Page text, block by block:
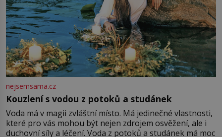
nejsemsama.cz
Kouzlení s vodou z potoků a studánek
Voda má v magii zvláštní místo. Má jedinečné vlastnosti,
které pro vás mohou být nejen zdrojem osvěžení, ale i
duchovní síly a léčení. Voda z potoků a studánek má moc